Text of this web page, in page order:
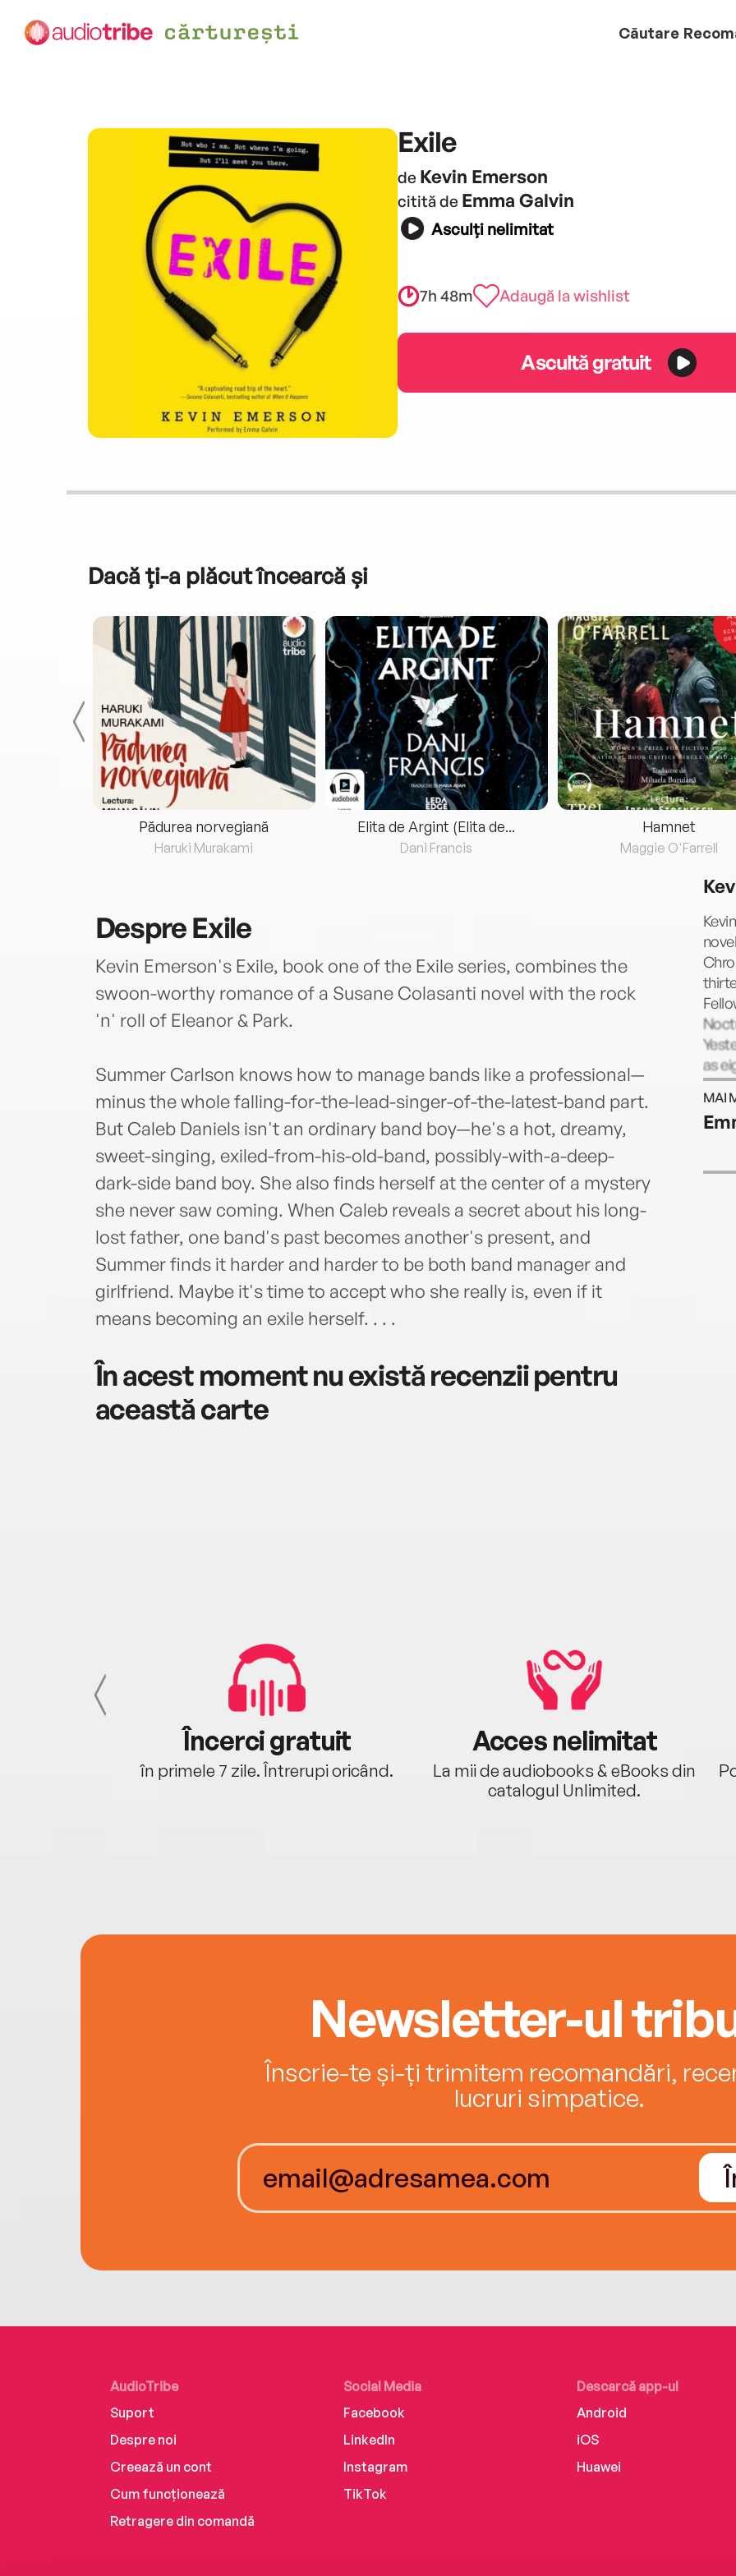
Căutare
Exile
de Kevin Emerson
citită de Emma Galvin
Asculți nelimitat
7h 48m Adaugă la wishlist
Ascultă gratuit
Dacă ți-a plăcut încearcă și
Pădurea norvegiană
Haruki Murakami
Elita de Argint (Elita de...
Dani Francis
Hamnet
Maggie O'Farrell
DespreExile
Kevin Emerson's Exile, book one of the Exile series, combines the
swoon-worthy romance of a Susane Colasanti novel with the rock
'n' roll of Eleanor & Park.
Summer Carlson knows how to manage bands like a professional—
minus the whole falling-for-the-lead-singer-of-the-latest-band part.
But Caleb Daniels isn't an ordinary band boy—he's a hot, dreamy,
sweet-singing, exiled-from-his-old-band, possibly-with-a-deep-
dark-side band boy. She also finds herself at the center of a mystery
she never saw coming. When Caleb reveals a secret about his long-
lost father, one band's past becomes another's present, and
Summer finds it harder and harder to be both band manager and
girlfriend. Maybe it's time to accept who she really is, even if it
means becoming an exile herself. . . .
În acest moment nu există recenzii pentru
această carte
as
You
MAI
Încerci gratuit
în primele 7 zile. Întrerupi oricând.
Acces nelimitat
La mii de audiobooks & eBooks din
catalogul Unlimited.
Newsletter-ul
Înscrie-te și-ți trimitem recomandări,
lucruri simpatice.
AudioTribe
Suport
Despre noi
Creează un cont
Cum funcționează
Retragere din comandă
Social Media
Facebook
LinkedIn
Instagram
TikTok
Descarcă app-ul
Android
iOS
Huawei